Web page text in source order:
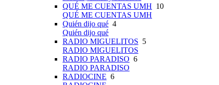
QUÉ ME CUENTAS UMH 10
QUÉ ME CUENTAS UMH
Quién dijo qué 4
Quién dijo qué
RADIO MIGUELITOS 5
RADIO MIGUELITOS
RADIO PARADISO 6
RADIO PARADISO
RADIOCINE 6